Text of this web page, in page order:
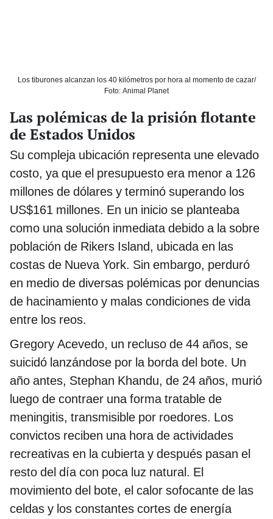
Los tiburones alcanzan los 40 kilómetros por hora al momento de cazar/
Foto: Animal Planet
Las polémicas de la prisión flotante
de Estados Unidos
Su compleja ubicación representa une elevado
costo, ya que el presupuesto era menor a 126
millones de dólares y terminó superando los
US$161 millones. En un inicio se planteaba
como una solución inmediata debido a la sobre
población de Rikers Island, ubicada en las
costas de Nueva York. Sin embargo, perduró
en medio de diversas polémicas por denuncias
de hacinamiento y malas condiciones de vida
entre los reos.
Gregory Acevedo, un recluso de 44 años, se
suicidó lanzándose por la borda del bote. Un
año antes, Stephan Khandu, de 24 años, murió
luego de contraer una forma tratable de
meningitis, transmisible por roedores. Los
convictos reciben una hora de actividades
recreativas en la cubierta y después pasan el
resto del día con poca luz natural. El
movimiento del bote, el calor sofocante de las
celdas y los constantes cortes de energía